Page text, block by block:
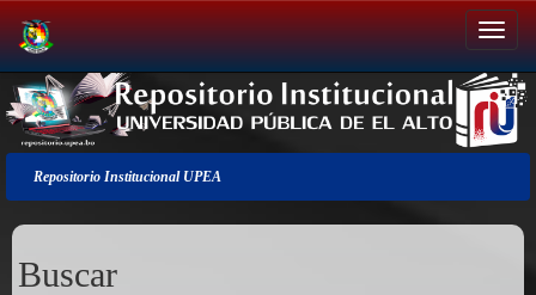
Salir
de
la
navegación
Repositorio Institucional UPEA
Buscar